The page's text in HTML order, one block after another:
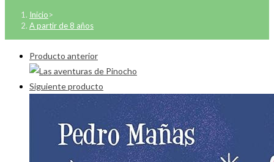
Inicio>
A partir de 8 años
Producto anterior
Siguiente producto